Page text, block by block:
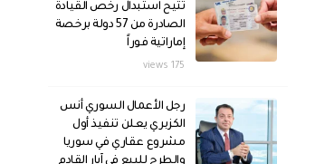
تتيح استبدال رخص القيادة
الصادرة من 57 دولة برخصة
إماراتية فوراً
175 views
رجل الأعمال السوري أنس
الكزبري يعلن تنفيذ أول
مشروع عقاري في سوريا